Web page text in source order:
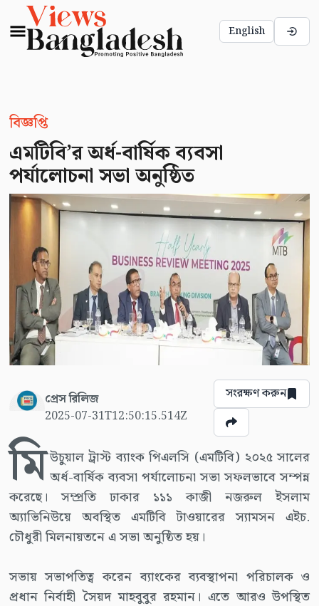
English
বিজ্ঞপ্তি
এমটিবি’র অর্ধ-বার্ষিক ব্যবসা
পর্যালোচনা সভা অনুষ্ঠিত
প্রেস রিলিজ
2025-07-31T12:50:15.514Z
সংরক্ষণ করুন
মিউচুয়াল ট্রাস্ট ব্যাংক পিএলসি (এমটিবি) ২০২৫ সালের
অর্ধ-বার্ষিক ব্যবসা পর্যালোচনা সভা সফলভাবে সম্পন্ন
করেছে। সম্প্রতি ঢাকার ১১১ কাজী নজরুল ইসলাম
অ্যাভিনিউয়ে অবস্থিত এমটিবি টাওয়ারের স্যামসন এইচ.
চৌধুরী মিলনায়তনে এ সভা অনুষ্ঠিত হয়।
সভায় সভাপতিত্ব করেন ব্যাংকের ব্যবস্থাপনা পরিচালক ও
প্রধান নির্বাহী সৈয়দ মাহবুবুর রহমান। এতে আরও উপস্থিত